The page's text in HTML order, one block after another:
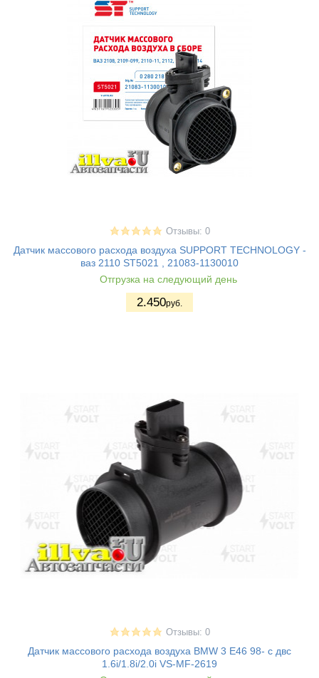
Отзывы: 0
Датчик массового расхода воздуха SUPPORT TECHNOLOGY -
ваз 2110 ST5021 , 21083-1130010
Отгрузка на следующий день
2.450руб.
Отзывы: 0
Датчик массового расхода воздуха BMW 3 E46 98- с двс
1.6i/1.8i/2.0i VS-MF-2619